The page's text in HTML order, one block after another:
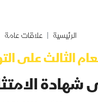
الرئيسية علاقات عامة
الثالث على